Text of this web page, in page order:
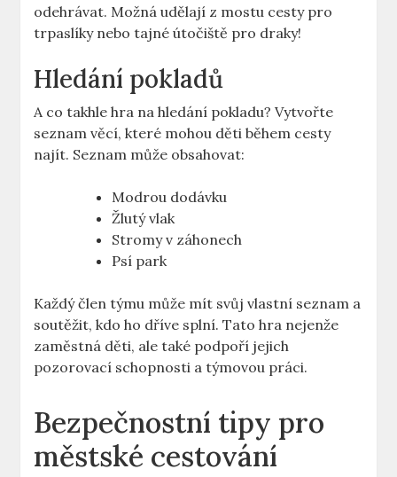
‍odehrávat. ⁣Možná udělají z ‍mostu cesty pro
trpaslíky nebo ⁣tajné útočiště pro‌ draky!
Hledání pokladů
A ​co ⁣takhle ‌hra na hledání ‍pokladu? Vytvořte
seznam věcí, které mohou ‌děti během cesty
najít. Seznam může obsahovat:
Modrou dodávku
Žlutý⁢ vlak
Stromy v záhonech
Psí park
Každý člen týmu může mít⁣ svůj vlastní seznam⁢ a
soutěžit, kdo ho dříve splní. Tato hra nejenže‍
zaměstná děti, ale ⁤také podpoří jejich
pozorovací schopnosti ⁢a ​týmovou práci.
Bezpečnostní tipy pro
městské cestování